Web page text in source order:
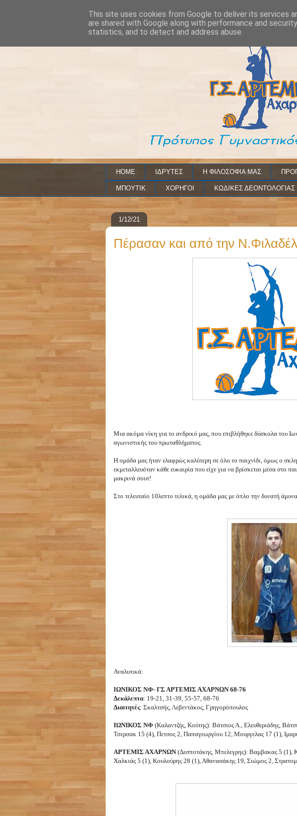
HOME ΙΔΡΥΤΕΣ Η ΦΙΛΟΣΟΦΙΑ ΜΑΣ
ΜΠΟΥΤΙΚ ΧΟΡΗΓΟΙ ΚΩΔΙΚΕΣ ΔΕΟΝΤΟΛΟΓΙΑΣ
1/12/21
Πέρασαν και από την
Μια ακόμα νίκη για το ανδρικό μας, που επιβλήθηκε δύσκολα του
αγωνιστικής του πρωταθλήματος.
Η ομάδα μας ήταν ελαφρώς καλύτερη σε όλο το παιχνίδι, όμως ο
εκμεταλλευόταν κάθε ευκαιρία που είχε για να βρίσκεται μέσα στο
μακρινά σουτ!
Στο τελευταίο 10λεπτο τελικά, η ομάδα μας με όπλο την δυνατή
Αναλυτικά:
ΙΩΝΙΚΟΣ ΝΦ- ΓΣ ΑΡΤΕΜΙΣ ΑΧΑΡΝΩΝ 68-76
Δεκάλεπτα: 19-21, 31-39, 55-57, 68-76
Διαιτητές: Σκαλτσής, Λεβεντάκος, Γρηγορόπουλος
ΙΩΝΙΚΟΣ ΝΦ (Καλαντζής, Κούτης): Βάτσιος Α., Ελευθεριάδης,
Τσερσακ 15 (4), Πετσος 2, Παπαγεωργίου 12, Μουργελας 17 (1),
ΑΡΤΕΜΙΣ ΑΧΑΡΝΩΝ (Δεσποτάκης, Μπελεγρης): Βαμβακας 5 (1),
Χαλκιάς 5 (1), Κουλούρης 28 (1), Αθανασάκης 19, Σιώμος 2,
This site uses cookies from Google to deliver its services
are shared with Google along with performance and
statistics, and to detect and address abuse.